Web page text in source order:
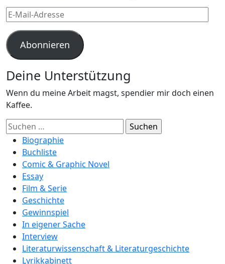
E-
Mail-
Adresse
Abonnieren
Deine Unterstützung
Wenn du meine Arbeit magst, spendier mir doch einen
Kaffee.
Suchen
nach:Biographie
Buchliste
Comic & Graphic Novel
Essay
Film & Serie
Geschichte
Gewinnspiel
In eigener Sache
Interview
Literaturwissenschaft & Literaturgeschichte
Lyrikkabinett